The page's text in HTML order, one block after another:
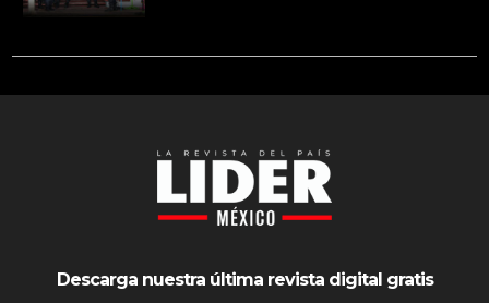
Descarga nuestra última revista digital gratis